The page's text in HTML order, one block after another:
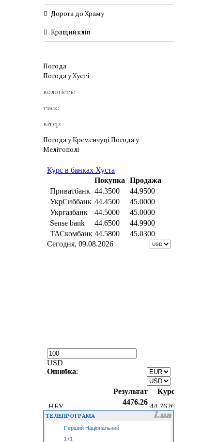
Дорога до Храму
Кращий кліп
Погода
Погода уХусті
вологість:
тиск:
вітер:
Погода у Кременчуці Погода у
Мелітополі
ТЕЛЕПРОГРАМА
Перший Національний
1+1